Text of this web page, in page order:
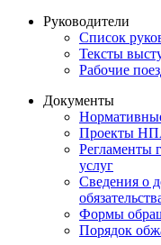
Руководители
Список
Тексты
Рабочие
Документы
Проекты
Регламенты
услуг
Сведения о
Формы
Порядок